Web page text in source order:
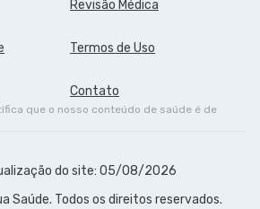
Revisão Médica
Termos de Uso
Contato
que o nosso conteúdo de saúde é de
do site: 05/08/2026
Saúde. Todos os direitos reservados.